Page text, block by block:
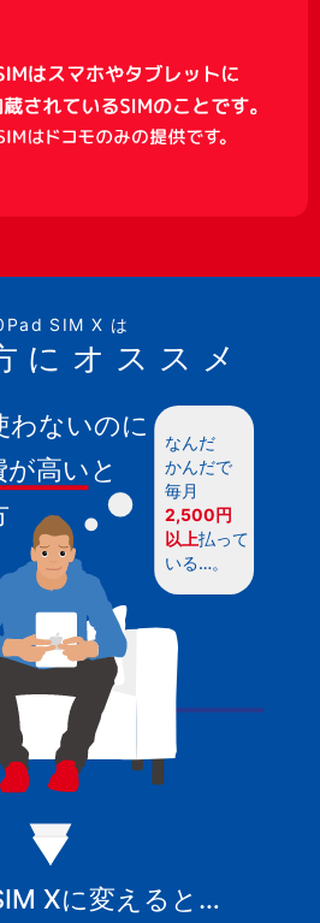
SIM X は
にオススメ